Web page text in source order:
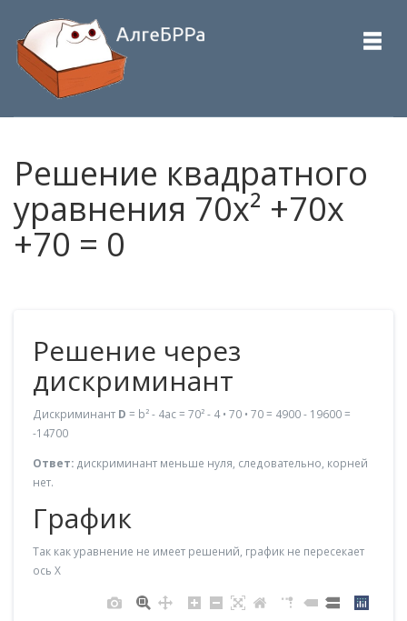
Решение квадратного
уравнения 70x² +70x
+70 = 0
Решение через
дискриминант
Дискриминант D = b² - 4ac = 70² - 4 • 70 • 70 = 4900 - 19600 =
-14700
Ответ: дискриминант меньше нуля, следовательно, корней
нет.
График
Так как уравнение не имеет решений, график не пересекает
ось X